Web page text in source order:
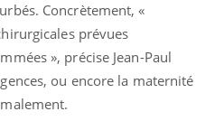
Concrètement, «
prévues
», précise Jean-Paul
ou encore la maternité